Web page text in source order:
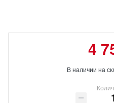
4
В наличии на